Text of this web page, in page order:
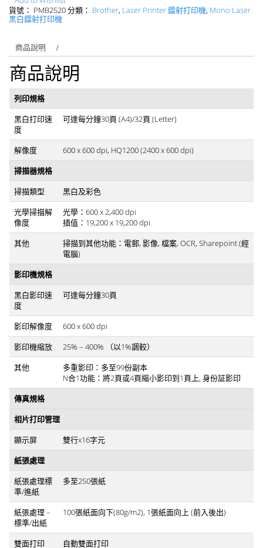
貨號： PMB2520分類： Brother, Laser Printer 鐳射打印機, Mono Laser
黑白鐳射打印機
商品說明
商品說明
列印規格
黑白打印速
度
可達每分鐘30頁 (A4)/32頁 (Letter)
解像度
600 x 600 dpi, HQ1200 (2400 x 600 dpi)
掃描器規格
掃描類型
黑白及彩色
光學掃描解
像度
光學：600 x 2,400 dpi
插值：19,200 x 19,200 dpi
其他
掃描到其他功能：電郵, 影像, 檔案, OCR, Sharepoint (經
電腦)
影印機規格
黑白影印速
度
可達每分鐘30頁
影印解像度
600 x 600 dpi
影印機縮放
25% – 400% （以1%調較）
其他
多重影印：多至99份副本
N合1功能：將2頁或4頁縮小影印到1頁上, 身份証影印
傳真規格
相片打印管理
顯示屏
雙行x16字元
紙張處理
紙張處理標
準/進紙
多至250張紙
紙張處理 –
標準/出紙
100張紙面向下(80g/m2), 1張紙面向上 (前入後出)
雙面打印
自動雙面打印